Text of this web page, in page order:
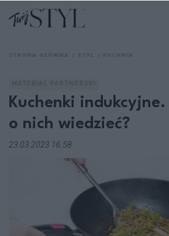
Kuchenki
o nich wiedzieć?
23.03.2023 16:58